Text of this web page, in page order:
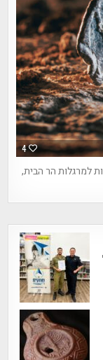
4
למרגלות הר הבית,